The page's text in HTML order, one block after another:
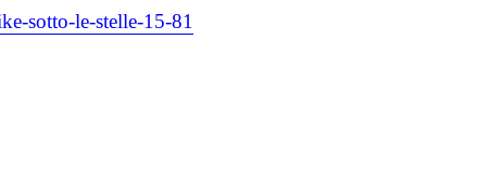
sotto-le-stelle-15-81